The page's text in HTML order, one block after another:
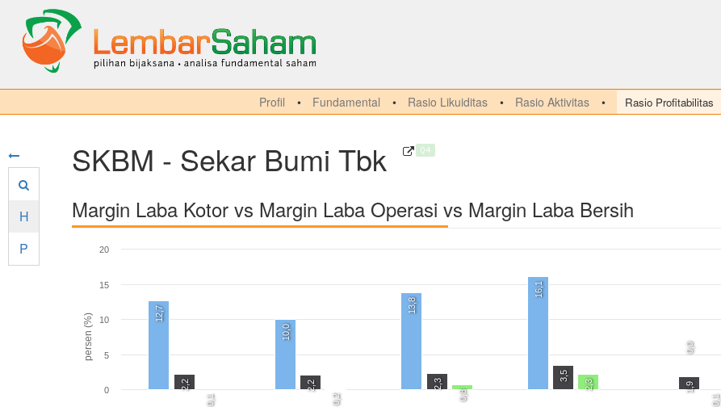
Profil Fundamental Rasio Likuiditas Rasio Aktivitas Rasio Profitabilitas
H
P
SKBM - Sekar Bumi Tbk Q4
Margin Laba Kotor vs Margin Laba Operasi vs Margin Laba Bersih
persen (%)
12,7
10,0
13,8
16,1
0,0
2,2 2,2 2,3
3,5
1,9
0,1 0,2 0,8
2,3
0,1
0
5
10
15
20